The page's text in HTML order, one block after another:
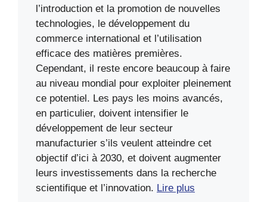
l’introduction et la promotion de nouvelles
technologies, le développement du
commerce international et l’utilisation
efficace des matières premières.
Cependant, il reste encore beaucoup à faire
au niveau mondial pour exploiter pleinement
ce potentiel. Les pays les moins avancés,
en particulier, doivent intensifier le
développement de leur secteur
manufacturier s’ils veulent atteindre cet
objectif d’ici à 2030, et doivent augmenter
leurs investissements dans la recherche
scientifique et l’innovation. Lire plus